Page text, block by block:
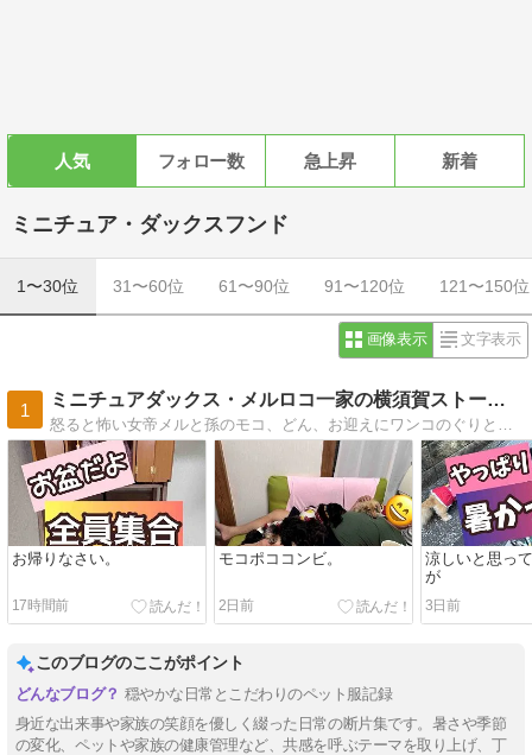
人気 フォロー数 急上昇 新着
ミニチュア・ダックスフンド
1〜30位 31〜60位 61〜90位 91〜120位 121〜150位
画像表示 文字表示
1
ミニチュアダックス・メルロコ一家の横須賀ストーリー
お帰りなさい。
17時間前
モコポココンビ。
2日前
涼しいと思っ
が
3日前
このブログのここがポイント
穏やかな日常とこだわりのペット服記録
身近な出来事や家族の笑顔を優しく綴った日常の断片集です。暑さや季節
の変化、ペットや家族の健康管理など、共感を呼ぶテーマを取り上げ、丁